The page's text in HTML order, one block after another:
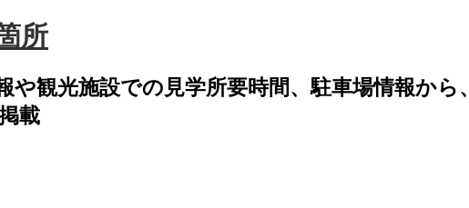
所
や観光施設での見学所要時間、駐車場情報か
載